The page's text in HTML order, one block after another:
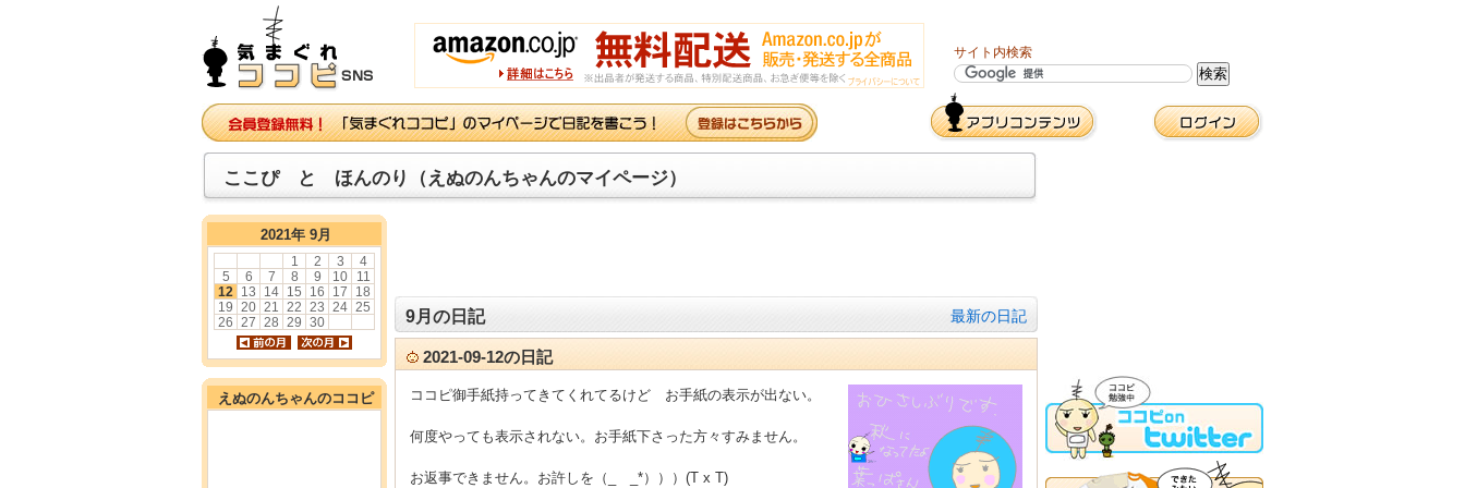
サイト内検索
ここぴ と ほんのり（えぬのんちゃんのマイページ）
2021年 9月
1 2 3
4
5
6 7 8 9 10
11
12
13 14 15 16 17
18
19
20 21 22 23 24
25
26
27 28 29 30
えぬのんちゃんのココピ
9月の日記 最新の日記
2021-09-12の日記
ココピ御手紙持ってきてくれてるけど お手紙の表示が出ない。
何度やっても表示されない。お手紙下さった方々すみません。
お返事できません。お許しを（_ _*）））(T x T)